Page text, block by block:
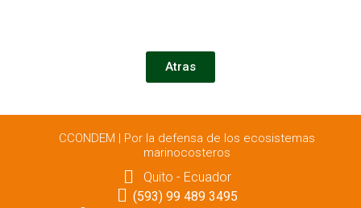
Atras
CCONDEM | Por la defensa de los ecosistemas
marinocosteros
Quito - Ecuador
(593) 99 489 3495